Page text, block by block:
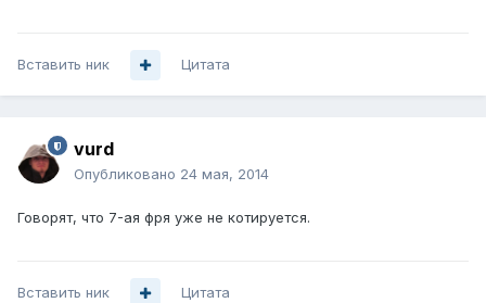
Вставить ник Цитата
vurd
Опубликовано 24 мая, 2014
Говорят, что 7-ая фря уже не котируется.
Вставить ник Цитата